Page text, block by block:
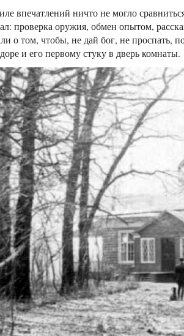
впечатлений ничто не могло
проверка оружия, обмен опытом,
о том, чтобы, не дай бог, не проспать,
и его первому стуку в дверь комнаты.